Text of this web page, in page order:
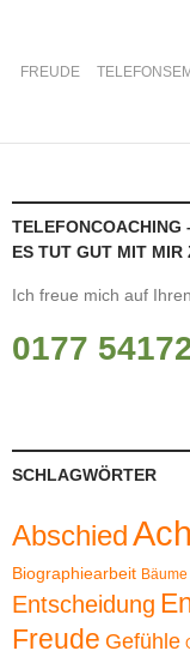
FREUDE
TELEFONCOACHING
ES TUT GUT MIT MIR
Ich freue mich auf
0177
SCHLAGWÖRTER
Abschied
Biographiearbeit Bäume
Entscheidung
Freude Gefühle